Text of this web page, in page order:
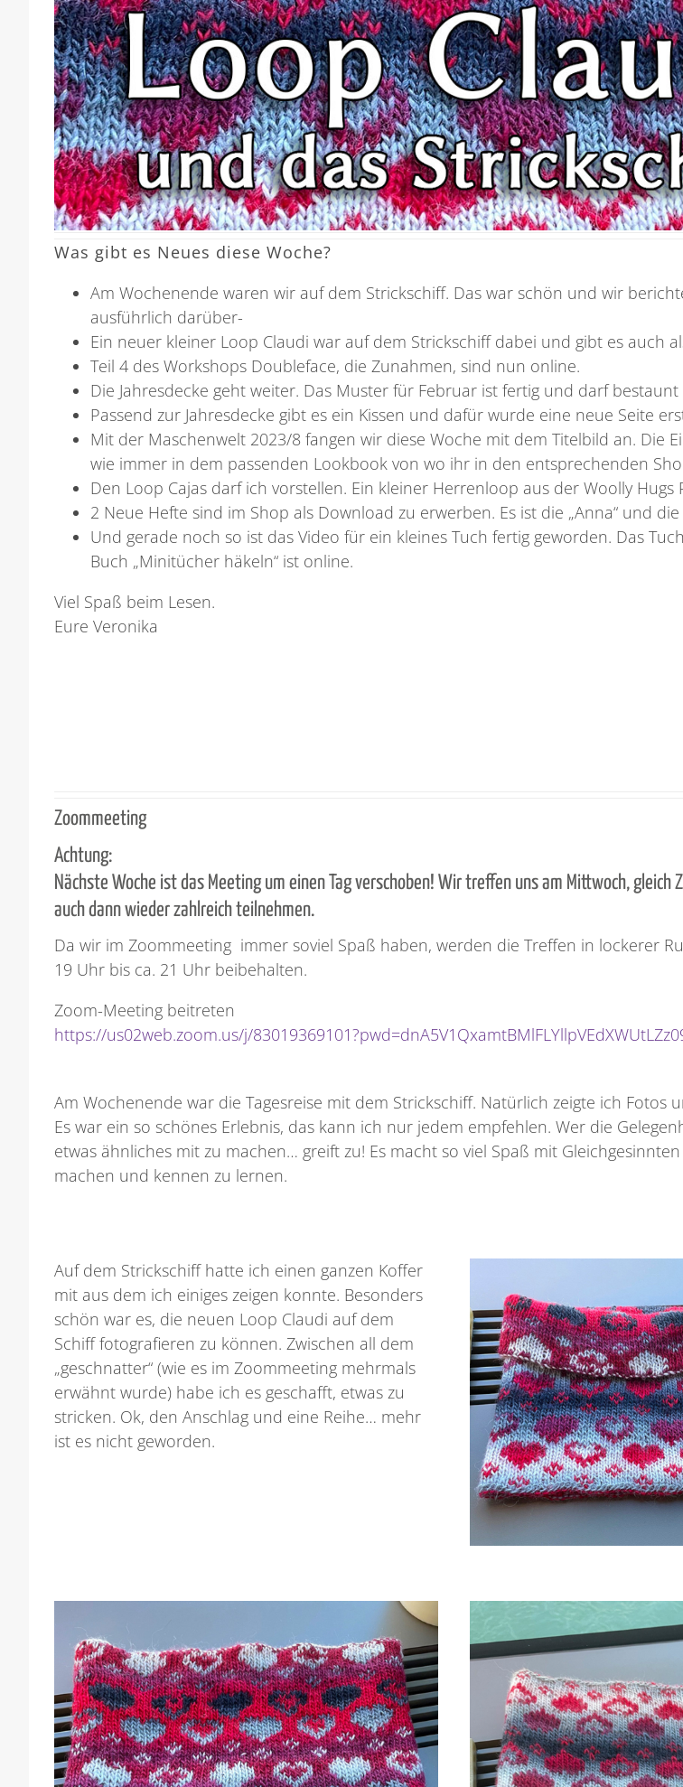
Was gibt es Neues diese Woche?
Am Wochenende waren wir auf dem Strickschiff. Das war schön und wir
ausführlich darüber-
Ein neuer kleiner Loop Claudi war auf dem Strickschiff dabei und gibt es auch
Teil 4 des Workshops Doubleface, die Zunahmen, sind nun online.
Die Jahresdecke geht weiter. Das Muster für Februar ist fertig und darf
Passend zur Jahresdecke gibt es ein Kissen und dafür wurde eine neue Seite
Mit der Maschenwelt 2023/8 fangen wir diese Woche mit dem Titelbild an. Die
wie immer in dem passenden Lookbook von wo ihr in den entsprechenden
Den Loop Cajas darf ich vorstellen. Ein kleiner Herrenloop aus der Woolly Hugs
2 Neue Hefte sind im Shop als Download zu erwerben. Es ist die „Anna“ und die
Und gerade noch so ist das Video für ein kleines Tuch fertig geworden. Das
Buch „Minitücher häkeln“ ist online.
Viel Spaß beim Lesen.
Eure Veronika
Zoommeeting
Achtung:
Nächste Woche ist das Meeting um einen Tag verschoben! Wir treffen uns am Mittwoch, gleich
auch dann wieder zahlreich teilnehmen.
Da wir im Zoommeeting immer soviel Spaß haben, werden die Treffen in lockerer
19 Uhr bis ca. 21 Uhr beibehalten.
Zoom-Meeting beitreten
https://us02web.zoom.us/j/
Am Wochenende war die Tagesreise mit dem Strickschiff. Natürlich zeigte ich Fotos
Es war ein so schönes Erlebnis, das kann ich nur jedem empfehlen. Wer die
etwas ähnliches mit zu machen… greift zu! Es macht so viel Spaß mit
machen und kennen zu lernen.
Auf dem Strickschiff hatte ich einen ganzen Koffer
mit aus dem ich einiges zeigen konnte. Besonders
schön war es, die neuen Loop Claudi auf dem
Schiff fotografieren zu können. Zwischen all dem
„geschnatter“ (wie es im Zoommeeting mehrmals
erwähnt wurde) habe ich es geschafft, etwas zu
stricken. Ok, den Anschlag und eine Reihe… mehr
ist es nicht geworden.